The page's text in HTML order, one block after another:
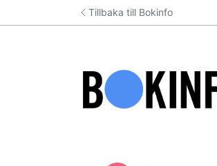
Hoppa till innehållTillbaka till Bokinfo